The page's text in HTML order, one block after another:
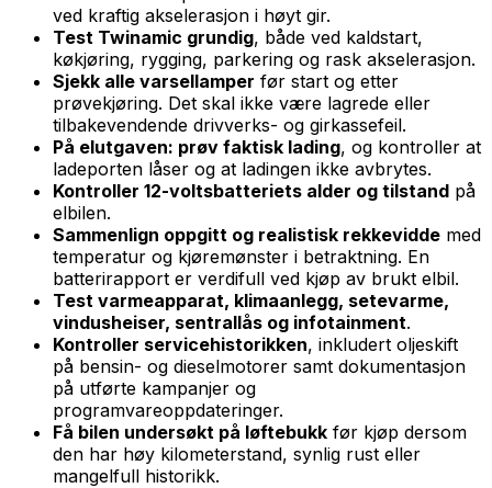
ved kraftig akselerasjon i høyt gir.
Test Twinamic grundig, både ved kaldstart,
køkjøring, rygging, parkering og rask akselerasjon.
Sjekk alle varsellamper før start og etter
prøvekjøring. Det skal ikke være lagrede eller
tilbakevendende drivverks- og girkassefeil.
På elutgaven: prøv faktisk lading, og kontroller at
ladeporten låser og at ladingen ikke avbrytes.
Kontroller 12-voltsbatteriets alder og tilstand på
elbilen.
Sammenlign oppgitt og realistisk rekkevidde med
temperatur og kjøremønster i betraktning. En
batterirapport er verdifull ved kjøp av brukt elbil.
Test varmeapparat, klimaanlegg, setevarme,
vindusheiser, sentrallås og infotainment.
Kontroller servicehistorikken, inkludert oljeskift
på bensin- og dieselmotorer samt dokumentasjon
på utførte kampanjer og
programvareoppdateringer.
Få bilen undersøkt på løftebukk før kjøp dersom
den har høy kilometerstand, synlig rust eller
mangelfull historikk.